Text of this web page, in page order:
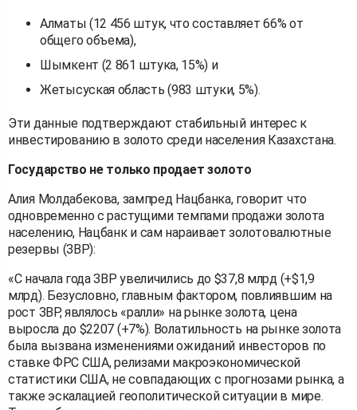
Алматы (12 456 штук, что составляет 66% от
общего объема),
Шымкент (2 861 штука, 15%) и
Жетысуская область (983 штуки, 5%).
Эти данные подтверждают стабильный интерес к
инвестированию в золото среди населения Казахстана.
Государство не только продает золото
Алия Молдабекова, зампред Нацбанка, говорит что
одновременно с растущими темпами продажи золота
населению, Нацбанк и сам нараивает золотовалютные
резервы (ЗВР):
«С начала года ЗВР увеличились до $37,8 млрд (+$1,9
млрд). Безусловно, главным фактором, повлиявшим на
рост ЗВР, являлось «ралли» на рынке золота, цена
выросла до $2207 (+7%). Волатильность на рынке золота
была вызвана изменениями ожиданий инвесторов по
ставке ФРС США, релизами макроэкономической
статистики США, не совпадающих с прогнозами рынка, а
также эскалацией геополитической ситуации в мире.